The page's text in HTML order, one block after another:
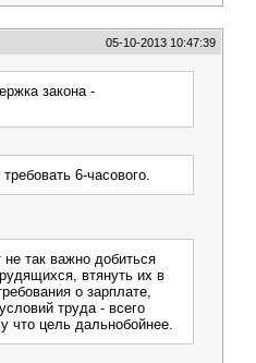
05-10-2013 10:47:39
закона -
6-часового.
не так важно добиться
втянуть их в
о зарплате,
труда - всего
что цель дальнобойнее.